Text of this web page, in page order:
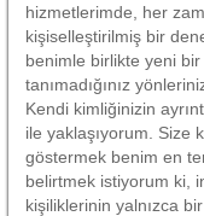
hizmetlerimde, her
kişiselleştirilmiş bir
benimle birlikte yeni
tanımadığınız
Kendi kimliğinizin
ile yaklaşıyorum. Size
göstermek benim en
belirtmek istiyorum ki,
kişiliklerinin yalnızca bir